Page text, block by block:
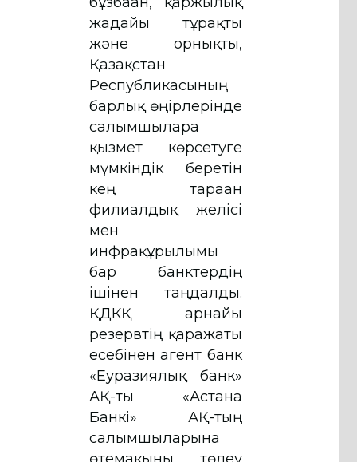
жағдайы тұрақты
және орнықты,
Қазақстан
Республикасының
барлық өңірлерінде
салымшыларға
қызмет көрсетуге
мүмкіндік беретін
кең тараған
филиалдық желісі
мен
инфрақұрылымы
бар банктердің
ішінен таңдалды.
ҚДКҚ арнайы
резервтің қаражаты
есебінен агент банк
«Еуразиялық банк»
АҚ-ты «Астана
Банкі» АҚ-тың
салымшыларына